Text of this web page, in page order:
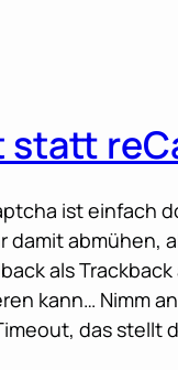
statt
ist einfach
abmühen,
als
kann… Nimm
das stellt